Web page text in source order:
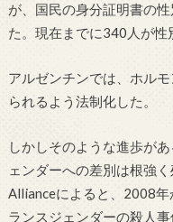
が、国民の身分証明書の
た。現在までに340人が性
アルゼンチンでは、ホル
られるよう法制化した。
しかしそのような進歩が
ェンダーへの差別は根強
Allianceによると、2008
ランスジェンダーの殺人